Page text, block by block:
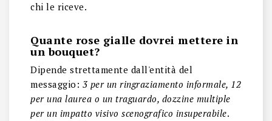
chi le riceve.
Quante rose gialle dovrei mettere in
un bouquet?
Dipende strettamente dall'entità del
messaggio: 3 per un ringraziamento informale, 12
per una laurea o un traguardo, dozzine multiple
per un impatto visivo scenografico insuperabile.